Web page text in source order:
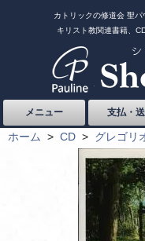
カトリックの修道会 聖
キリスト教関連書籍、
メニュー 支払・
ホーム > CD > グレゴリ